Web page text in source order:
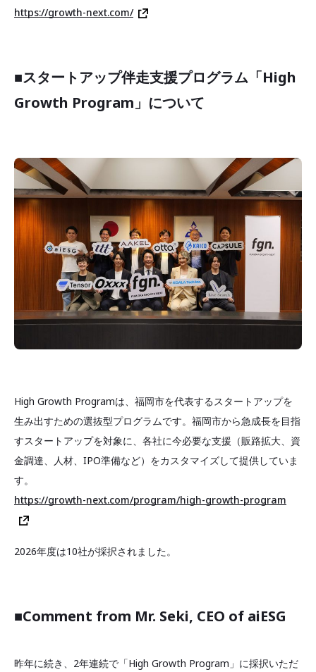
https://growth-next.com/
■スタートアップ伴走支援プログラム「High
Growth Program」について
High Growth Programは、福岡市を代表するスタートアップを
生み出すための選抜型プログラムです。福岡市から急成長を目指
すスタートアップを対象に、各社に今必要な支援（販路拡大、資
金調達、人材、IPO準備など）をカスタマイズして提供していま
す。
https://growth-next.com/program/high-growth-program
2026年度は10社が採択されました。
■Comment from Mr. Seki, CEO of aiESG
昨年に続き、2年連続で「High Growth Program」に採択いただ